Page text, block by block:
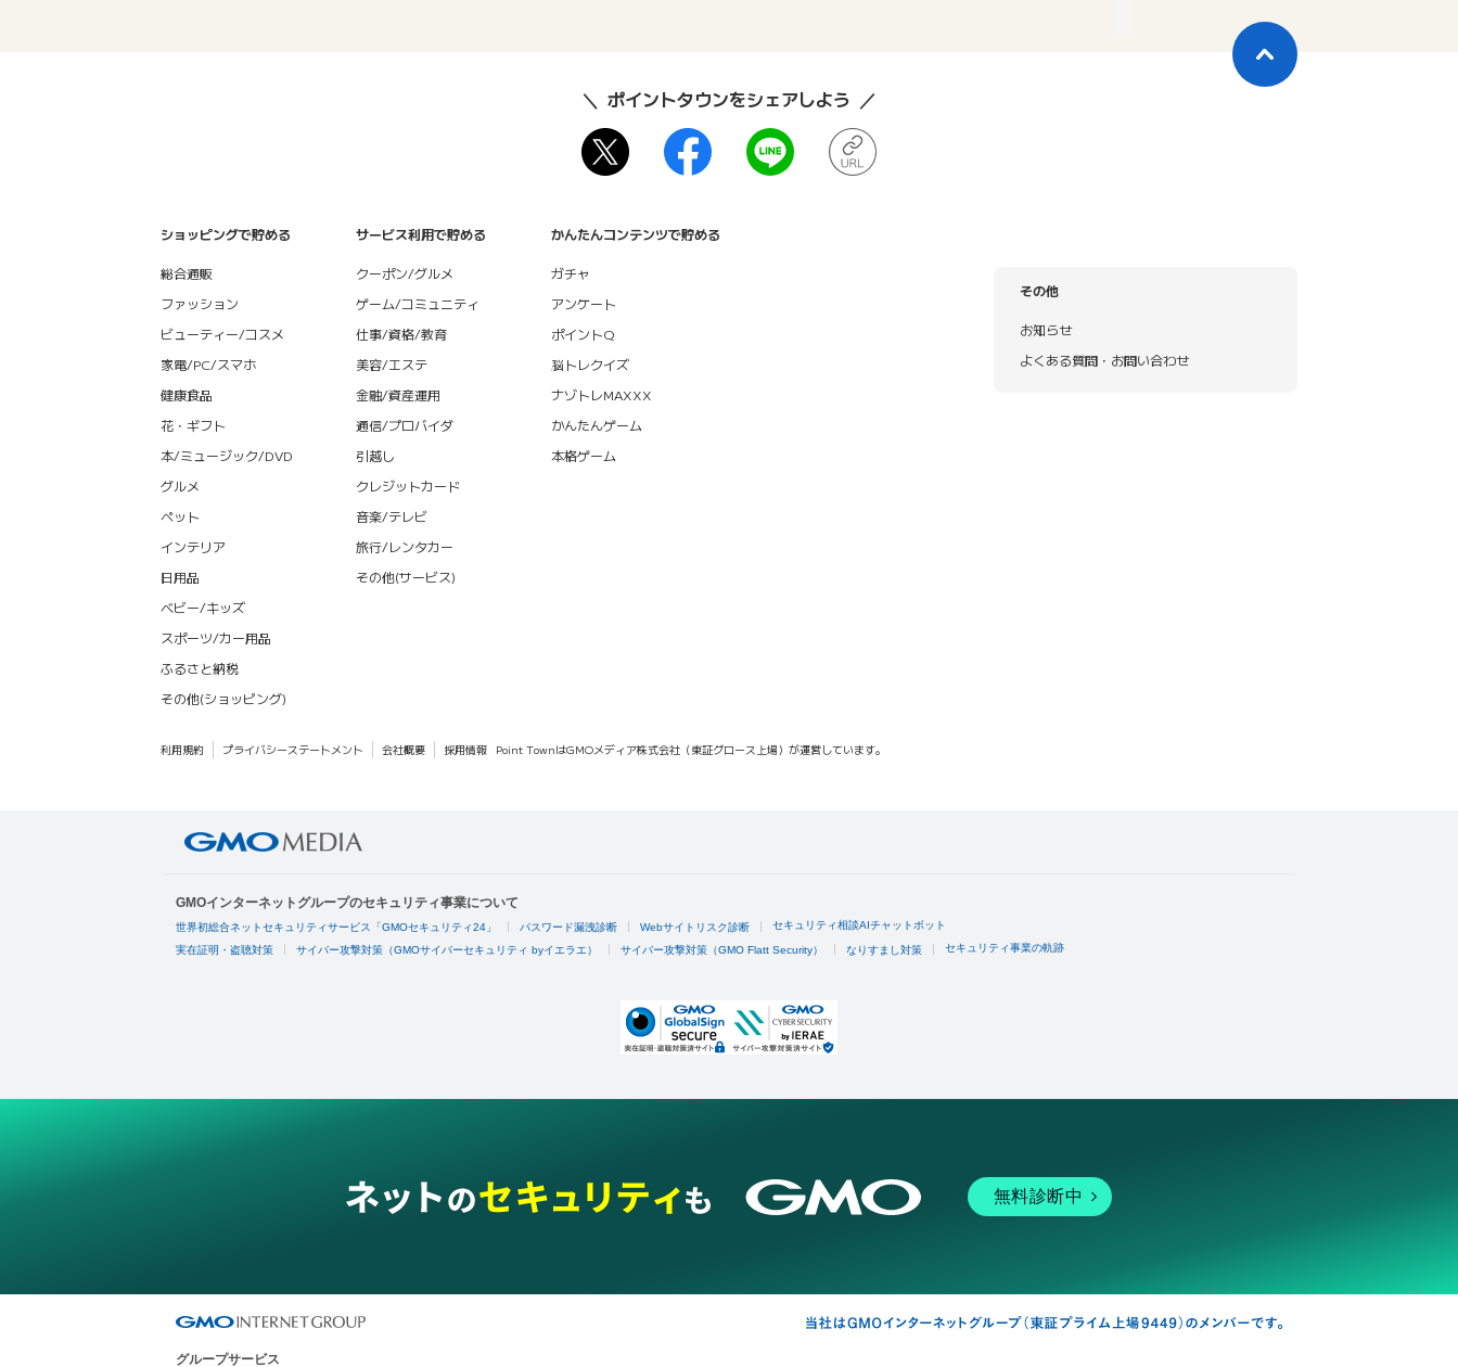
ポイントタウンをシェアしよう
ショッピングで貯める
総合通販
ファッション
ビューティー/コスメ
家電/PC/スマホ
健康食品
花・ギフト
本/ミュージック/DVD
グルメ
ペット
インテリア
日用品
ベビー/キッズ
スポーツ/カー用品
ふるさと納税
その他(ショッピング)
サービス利用で貯める
クーポン/グルメ
ゲーム/コミュニティ
仕事/資格/教育
美容/エステ
金融/資産運用
通信/プロバイダ
引越し
クレジットカード
音楽/テレビ
旅行/レンタカー
その他(サービス)
かんたんコンテンツで貯める
ガチャ
アンケート
ポイントQ
脳トレクイズ
ナゾトレMAXXX
かんたんゲーム
本格ゲーム
その他
お知らせ
よくある質問・お問い合わせ
利用規約 プライバシーステートメント 会社概要 採用情報 Point TownはGMOメディア株式会社（東証グロース上場）が運営しています。
GMOインターネットグループのセキュリティ事業について
世界初総合ネットセキュリティサービス「GMOセキュリティ24」 パスワード漏洩診断 Webサイトリスク診断 セキュリティ相談AIチャットボット
実在証明・盗聴対策 サイバー攻撃対策（GMOサイバーセキュリティ byイエラエ） サイバー攻撃対策（GMO Flatt Security） なりすまし対策 セキュリティ事業の軌跡
無料診断中
グループサービス